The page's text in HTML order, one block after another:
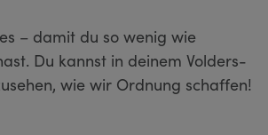
– damit du so wenig wie
Du kannst in deinem Volders-
wie wir Ordnung schaffen!